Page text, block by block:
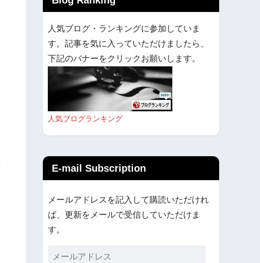
人気ブログ・ランキングに参加していま
す。記事を気に入っていただけましたら、
下記のバナーをクリックお願いします。
人気ブログランキング
E-mail Subscription
メールアドレスを記入して購読いただけれ
ば、更新をメールで受信していただけま
す。